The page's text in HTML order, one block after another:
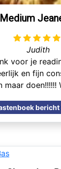
Medium
Judith
voor je
en fijn
maar doen!!!!!!